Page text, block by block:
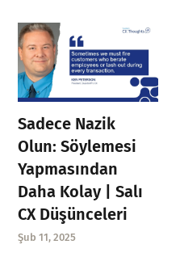
Sadece Nazik
Olun: Söylemesi
Yapmasından
Daha Kolay | Salı
CX Düşünceleri
Şub 11, 2025